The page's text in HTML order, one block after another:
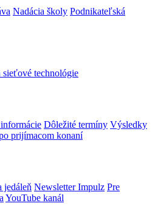
Nadácia školy Podnikateľská
sieťové technológie
Dôležité termíny Výsledky
prijímacom konaní
jedáleň Newsletter Impulz Pre
YouTube kanál